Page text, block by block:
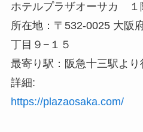
ホテルプラザオーサカ １
所在地：〒532-0025 大阪
丁目９−１５
最寄り駅：阪急十三駅より
詳細:
https://plazaosaka.com/